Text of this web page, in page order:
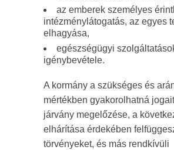
az emberek személyes
intézménylátogatás, az egyes
elhagyása,
egészségügyi
igénybevétele.
A kormány a szükséges és
mértékben gyakorolhatná
járvány megelőzése, a
elhárítása érdekében
törvényeket, és más rendkívüli